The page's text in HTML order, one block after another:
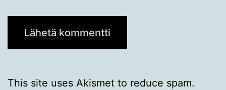
This site uses Akismet to reduce spam.